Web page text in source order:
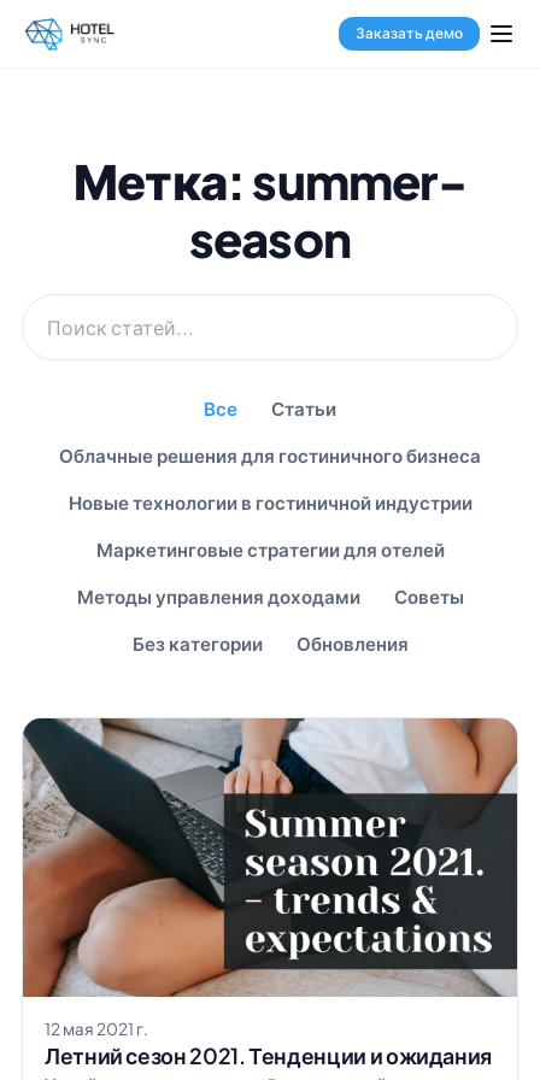
Заказать демо
Метка: summer-
season
Все Статьи
Облачные решения для гостиничного бизнеса
Новые технологии в гостиничной индустрии
Маркетинговые стратегии для отелей
Методы управления доходами Советы
Без категории Обновления
12 мая 2021 г.
Летний сезон 2021. Тенденции и ожидания